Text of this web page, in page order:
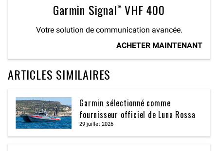
Garmin Signal™ VHF 400
Votre solution de communication avancée.
ACHETER MAINTENANT
ARTICLES SIMILAIRES
Garmin sélectionné comme
fournisseur officiel de Luna Rossa
29 juillet 2026